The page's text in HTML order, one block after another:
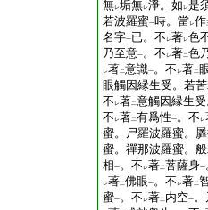
無レ垢無レ淨。如 レ是
若波羅蜜一時。當レ作
名字一已。不 レ著レ色
乃至意一。不 レ著二色
レ著二意識一。不 レ著二
眼觸因縁生受。若
不 レ著二意觸因縁生
不 レ著二有爲性一。不 レ
蜜。尸羅波羅蜜。
蜜。禪那波羅蜜。
相一。不 レ著二菩薩身一
レ著二佛眼一。不 レ著二
蜜一。不 レ著二 内空一